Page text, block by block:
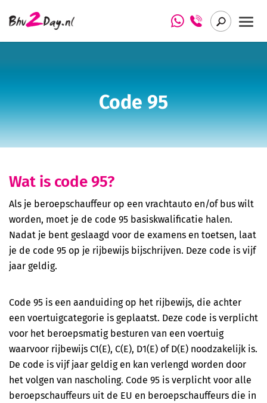
Code 95
Wat is code 95?
Als je beroepschauffeur op een vrachtauto en/of bus wilt
worden, moet je de code 95 basiskwalificatie halen.
Nadat je bent geslaagd voor de examens en toetsen, laat
je de code 95 op je rijbewijs bijschrijven. Deze code is vijf
jaar geldig.
Code 95 is een aanduiding op het rijbewijs, die achter
een voertuigcategorie is geplaatst. Deze code is verplicht
voor het beroepsmatig besturen van een voertuig
waarvoor rijbewijs C1(E), C(E), D1(E) of D(E) noodzakelijk is.
De code is vijf jaar geldig en kan verlengd worden door
het volgen van nascholing. Code 95 is verplicht voor alle
beroepschauffeurs uit de EU en beroepschauffeurs die in
BHV Basis (NIBHV gecertificeerd)
BHV Herhaling (NIBHV gecertificeerd)
EHBO cursus (Het Oranje Kruis)
EHBO herhaling cursus (Het Oranje Kruis)
Eerste Hulp aan Kinderen (Het Oranje Kruis)
EHaK Herhaling (Het Oranje Kruis)
Reanimatie cursus incl. AED (Bhv2Day.nl)
B-VCA (Code 95 mogelijk)
VOL-VCA (Code 95 mogelijk)
Basis cursus Heftruck